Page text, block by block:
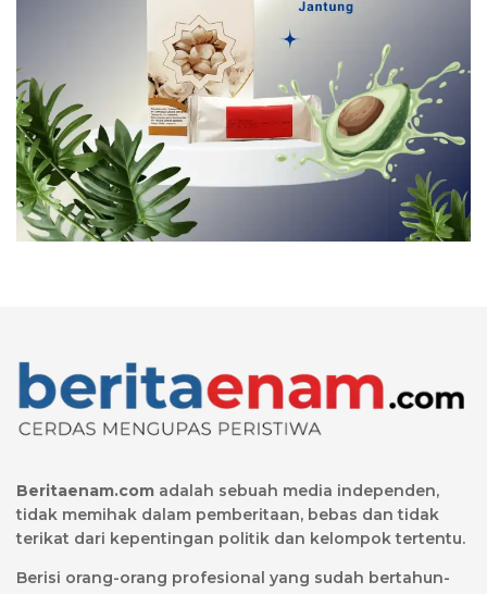
Beritaenam.com adalah sebuah media independen,
tidak memihak dalam pemberitaan, bebas dan tidak
terikat dari kepentingan politik dan kelompok tertentu.
Berisi orang-orang profesional yang sudah bertahun-